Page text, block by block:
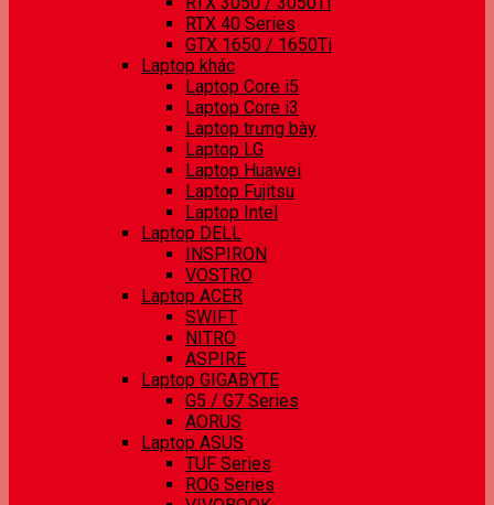
RTX 40 Series
GTX 1650 / 1650Ti
Laptop khác
Laptop Core i5
Laptop Core i3
Laptop trưng bày
Laptop LG
Laptop Huawei
Laptop Fujitsu
Laptop Intel
Laptop DELL
INSPIRON
VOSTRO
Laptop ACER
SWIFT
NITRO
ASPIRE
Laptop GIGABYTE
G5 / G7 Series
AORUS
Laptop ASUS
TUF Series
ROG Series